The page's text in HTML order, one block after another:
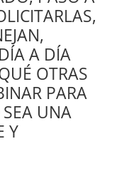
A DÍA
OTRAS
PARA
UNA
Y